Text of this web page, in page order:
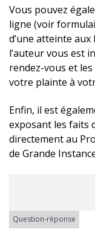
Vous pouvez
ligne (voir
d’une atteinte
l’auteur vous est
rendez-vous et
votre plainte à
Enfin, il est
exposant les faits
directement au
de Grande
Question-réponse